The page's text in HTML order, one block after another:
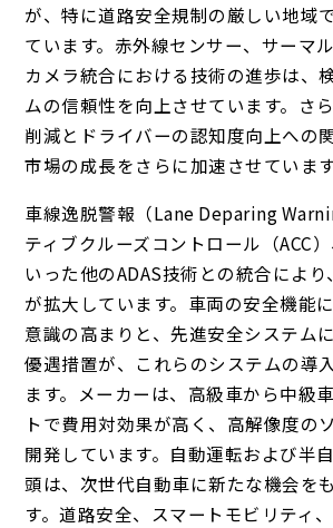
が、特に道路安全規制の厳しい地域
ています。赤外線センサー、サーマ
カメラ統合における技術の進歩は、
ムの信頼性を向上させています。さ
削減とドライバーの認知度向上への
市場の成長をさらに加速させています
車線逸脱警報（Lane Deparing
ティブクルーズコントロール（ACC
いった他のADAS技術との統合によ
が拡大しています。車両の安全機能
意識の高まりと、先進安全システム
優遇措置が、これらのシステムの導
ます。メーカーは、高級車から中級
トで費用対効果が高く、高解像度の
開発しています。自動運転および半
頭は、次世代自動車に新たな機会を
す。道路安全、スマートモビリティ